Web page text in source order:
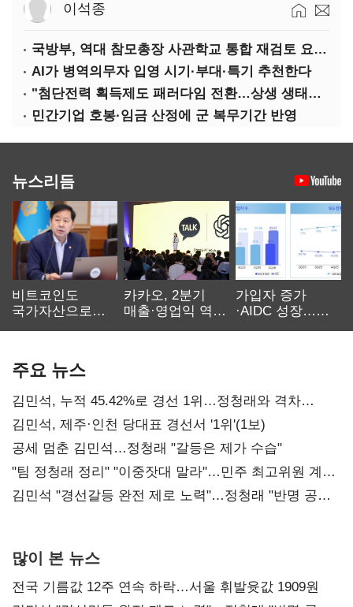
이석종
국방부, 역대 참모총장 사관학교 통합 재검토 요구에 "다양한 의견 수렴해 합리적 시스템 만들 것"
AI가 병역의무자 입영 시기·부대·특기 추천한다
"첨단전력 획득제도 패러다임 전환…상생 생태계 조성해 대체불가 K-방산 도약"
민간기업 호봉·임금 산정에 군 복무기간 반영
뉴스리듬
비트코인도
국가자산으로…'
카카오, 2분기
매출·영업익 역대
가입자 증가
·AIDC 성장…
주요 뉴스
김민석, 누적 45.42%로 경선 1위…정청래와 격차
0.86%p(2보)
김민석, 제주·인천 당대표 경선서 '1위'(1보)
공세 멈춘 김민석…정청래 "갈등은 제가 수습"
"팀 정청래 정리" "이중잣대 말라"…민주 최고위원 계파
다툼 격화
김민석 "경선갈등 완전 제로 노력"…정청래 "반명 공세
많이 본 뉴스
전국 기름값 12주 연속 하락…서울 휘발윳값 1909원